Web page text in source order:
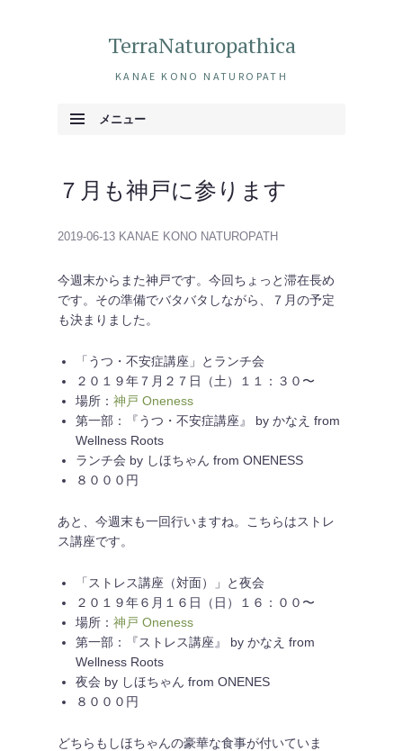
TerraNaturopathica
KANAE KONO NATUROPATH
メニュー
７月も神戸に参ります
2019-06-13 KANAE KONO NATUROPATH
今週末からまた神戸です。今回ちょっと滞在長め
です。その準備でバタバタしながら、７月の予定
も決まりました。
「うつ・不安症講座」とランチ会
２０１９年７月２７日（土）１１：３０〜
場所： 神戸 Oneness
第一部：『うつ・不安症講座』 by かなえ from
Wellness Roots
ランチ会 by しほちゃん from ONENESS
８０００円
あと、今週末も一回行いますね。こちらはストレ
ス講座です。
「ストレス講座（対面）」と夜会
２０１９年６月１６日（日）１６：００〜
場所： 神戸 Oneness
第一部：『ストレス講座』 by かなえ from
Wellness Roots
夜会 by しほちゃん from ONENES
８０００円
どちらもしほちゃんの豪華な食事が付いていま